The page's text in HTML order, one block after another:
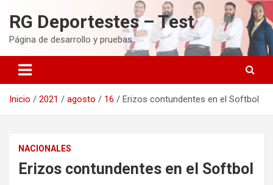
contenido
RG Deportestes – Test
Página de desarrollo y pruebas
Inicio 2021 agosto 16 Erizos contundentes en el Softbol
NACIONALES
Erizos contundentes en el Softbol